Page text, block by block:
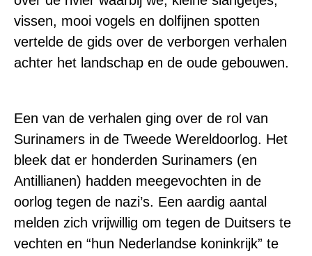
vissen, mooi vogels en dolfijnen spotten
vertelde de gids over de verborgen verhalen
achter het landschap en de oude gebouwen.
Een van de verhalen ging over de rol van
Surinamers in de Tweede Wereldoorlog. Het
bleek dat er honderden Surinamers (en
Antillianen) hadden meegevochten in de
oorlog tegen de nazi’s. Een aardig aantal
melden zich vrijwillig om tegen de Duitsers te
vechten en “hun Nederlandse koninkrijk” te